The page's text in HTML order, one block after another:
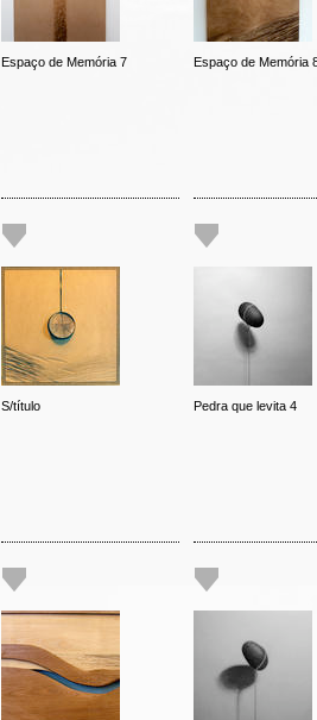
Espaço de Memória 7 Espaço de Memória
S/título Pedra que levita 4